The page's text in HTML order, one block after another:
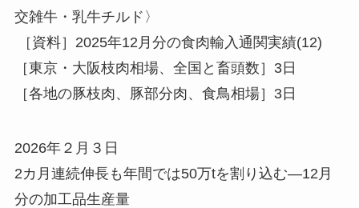
交雑牛・乳牛チルド〉
［資料］2025年12月分の食肉輸入通関実績(12)
［東京・大阪枝肉相場、全国と畜頭数］3日
［各地の豚枝肉、豚部分肉、食鳥相場］3日
2026年２月３日
2カ月連続伸長も年間では50万tを割り込む—12月
分の加工品生産量